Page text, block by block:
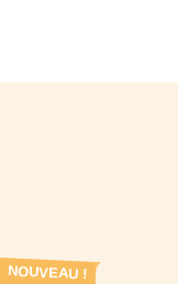
NOUVEAU !